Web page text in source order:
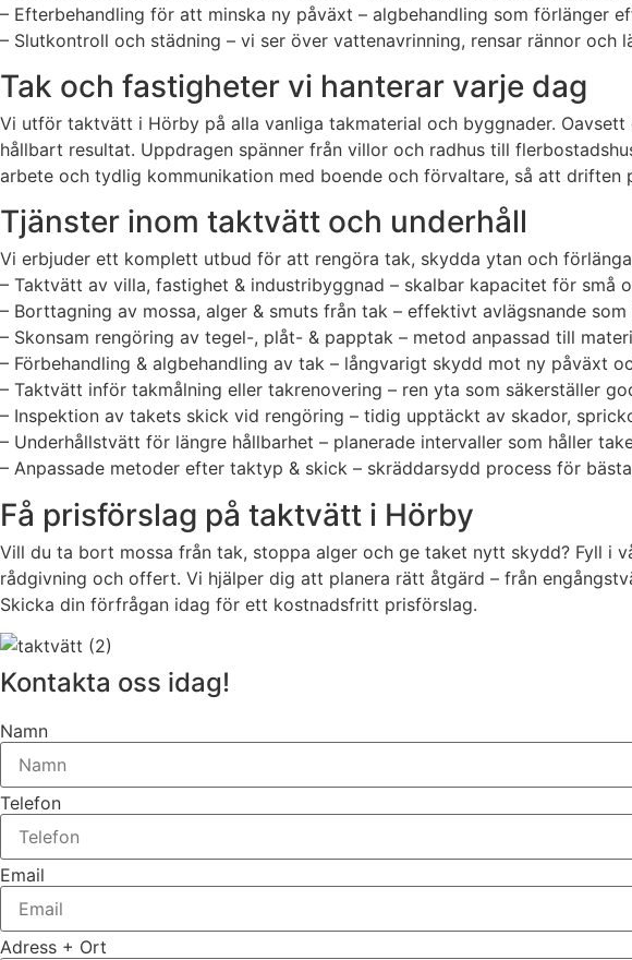
– Efterbehandling för att minska ny påväxt – algbehandling som förlänger
– Slutkontroll och städning – vi ser över vattenavrinning, rensar rännor och
Tak och fastigheter vi hanterar varje dag
Vi utför taktvätt i Hörby på alla vanliga takmaterial och byggnader.
hållbart resultat. Uppdragen spänner från villor och radhus till
arbete och tydlig kommunikation med boende och förvaltare, så att driften
Tjänster inom taktvätt och underhåll
Vi erbjuder ett komplett utbud för att rengöra tak, skydda ytan och
– Taktvätt av villa, fastighet & industribyggnad – skalbar kapacitet för små
– Borttagning av mossa, alger & smuts från tak – effektivt avlägsnande
– Skonsam rengöring av tegel-, plåt- & papptak – metod anpassad till
– Förbehandling & algbehandling av tak – långvarigt skydd mot ny påväxt
– Taktvätt inför takmålning eller takrenovering – ren yta som säkerställer
– Inspektion av takets skick vid rengöring – tidig upptäckt av skador,
– Underhållstvätt för längre hållbarhet – planerade intervaller som håller
– Anpassade metoder efter taktyp & skick – skräddarsydd process för
Få prisförslag på taktvätt i Hörby
Vill du ta bort mossa från tak, stoppa alger och ge taket nytt skydd? Fyll i
rådgivning och offert. Vi hjälper dig att planera rätt åtgärd – från
Skicka din förfrågan idag för ett kostnadsfritt prisförslag.
Kontakta oss idag!
Namn
Telefon
Email
Adress + Ort